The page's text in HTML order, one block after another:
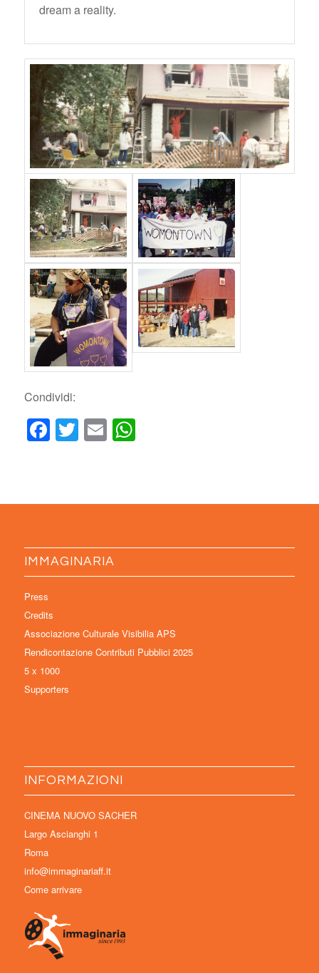
dream a reality.
Condividi:
Facebook
Twitter
EmailWhatsApp
IMMAGINARIA
Press
Credits
Associazione Culturale Visibilia APS
Rendicontazione Contributi Pubblici 2025
5 x 1000
Supporters
INFORMAZIONI
CINEMA NUOVO SACHER
Largo Ascianghi 1
Roma
info@immaginariaff.it
Come arrivare